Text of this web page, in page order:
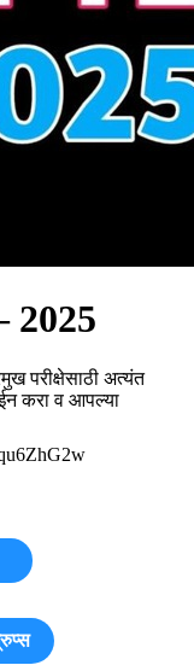
2025
परीक्षेसाठी अत्यंत
करा व आपल्या